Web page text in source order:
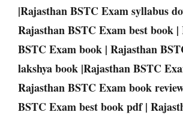
|RajasthanBSTCExamsyllabus
RajasthanBSTCExambest book |
BSTCExambook | Rajasthan
lakshya book |RajasthanBSTC
RajasthanBSTCExambook
BSTCExambest book pdf |